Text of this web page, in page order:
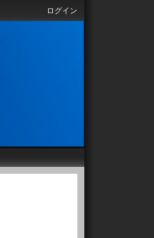
ログイン